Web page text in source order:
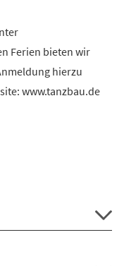
Ferien bieten wir
hierzu
www.tanzbau.de